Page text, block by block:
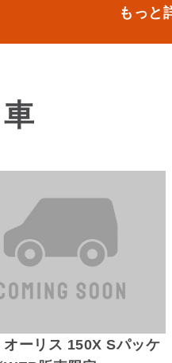
もっと
オーリス 150X Sパッケ